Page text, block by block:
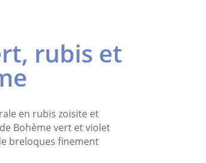
rubis et
en rubis zoisite et
Bohème vert et violet
breloques finement